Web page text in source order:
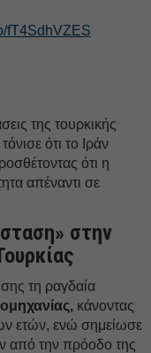
fT4SdhVZES
της τουρκικής
ότι το Ιράν
ότι η
απέναντι σε
στην
τη ραγδαία
κάνοντας
ετών, ενώ σημείωσε
από την πρόοδο της